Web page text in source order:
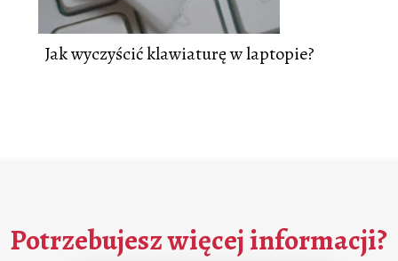
Jak wyczyścić klawiaturę w laptopie?
Potrzebujesz więcej informacji?